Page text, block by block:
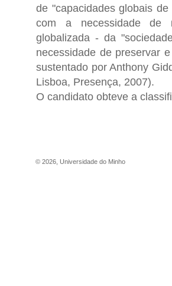
de "capacidades globais
com a necessidade de
globalizada - da
necessidade de preservar
sustentado por Anthony
Lisboa, Presença, 2007).
O candidato obteve a
© 2026 Universidade do Minho